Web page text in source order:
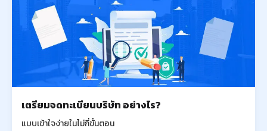
เตรียมจดทะเบียนบริษัท อย่างไร?
แบบเข้าใจง่ายในไม่กี่ขั้นตอน